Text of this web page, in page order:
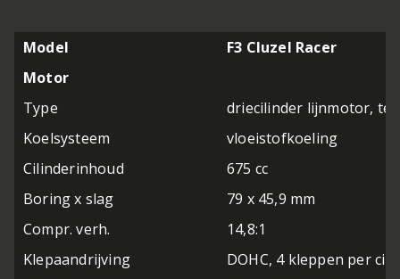
Model
F3 Cluzel Racer
Motor
Type
driecilinder lijnmotor,
Koelsysteem
vloeistofkoeling
Cilinderinhoud
675 cc
Boring x slag
79 x 45,9 mm
Compr. verh.
14,8:1
Klepaandrijving
DOHC, 4 kleppen per